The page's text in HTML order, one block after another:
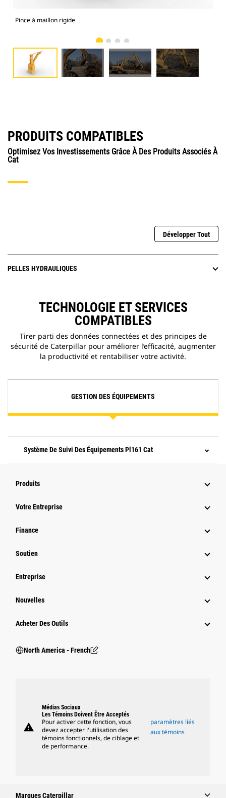
Pince à maillon rigide
PRODUITS COMPATIBLES
Optimisez Vos Investissements Grâce À Des Produits Associés À
Cat
Développer Tout
PELLES HYDRAULIQUES
TECHNOLOGIE ET SERVICES
COMPATIBLES
Tirer parti des données connectées et des principes de
sécurité de Caterpillar pour améliorer l’efficacité, augmenter
la productivité et rentabiliser votre activité.
GESTION DES ÉQUIPEMENTS
Système De Suivi Des Équipements Pl161 Cat
Produits
Votre Entreprise
Finance
Soutien
Entreprise
Nouvelles
Acheter Des Outils
North America - French
warning
Médias Sociaux
Les Témoins Doivent Être Acceptés
Pour activer cette fonction, vous
devez accepter l'utilisation des
témoins fonctionnels, de ciblage et
de performance.
paramètres liés
aux témoins
Marques Caterpillar